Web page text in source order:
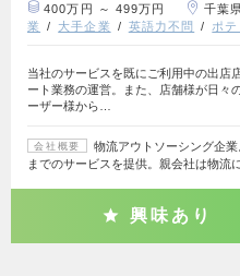
400万円 ～ 499万円 千葉
業
大手企業 英語力不問 ポ
当社のサービスを既にご利用中の出店
ート業務の運営。また、店舗様が日々
ーザー様から…
会社概要
物流アウトソーシング企
までのサービスを提供。親会社は物流
興味あり